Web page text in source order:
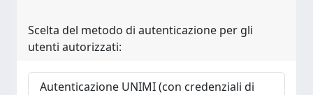
Scelta del metodo di autenticazione per gli
utenti autorizzati:
Autenticazione UNIMI (con credenziali di